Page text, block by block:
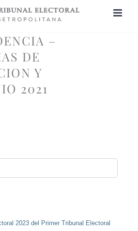
–
DE
Y
2021
2023 del Primer Tribunal Electoral